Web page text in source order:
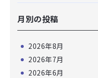
月別の投稿
2026年8月
2026年7月
2026年6月